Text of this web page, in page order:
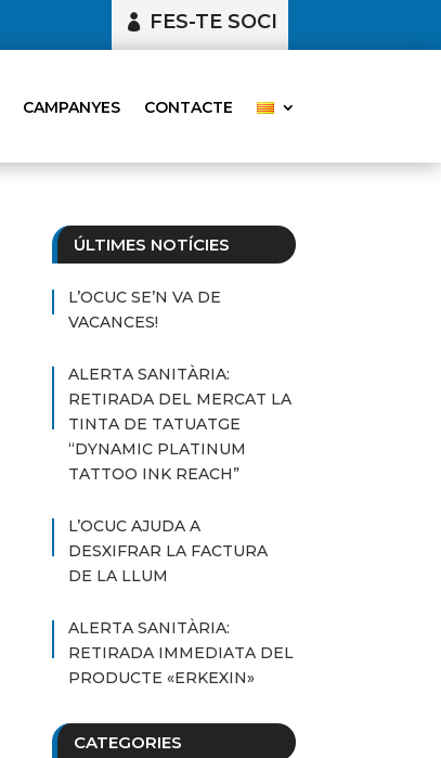
FES-TE SOCI
CAMPANYES CONTACTE
ÚLTIMES NOTÍCIES
L’OCUC SE’N VA DE
VACANCES!
ALERTA SANITÀRIA:
RETIRADA DEL MERCAT LA
TINTA DE TATUATGE
“DYNAMIC PLATINUM
TATTOO INK REACH”
L’OCUC AJUDA A
DESXIFRAR LA FACTURA
DE LA LLUM
ALERTA SANITÀRIA:
RETIRADA IMMEDIATA DEL
PRODUCTE «ERKEXIN»
CATEGORIES